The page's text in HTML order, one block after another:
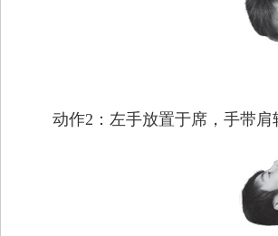
动作2：左手放置于席，手带